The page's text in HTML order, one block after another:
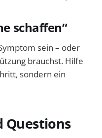
schaffen“
sein – oder
brauchst. Hilfe
sondern ein
Questions